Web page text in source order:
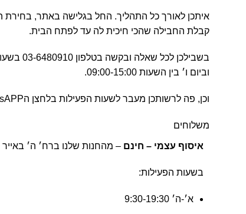
איתכן לאורך כל התהליך. החל בגלישה באתר,
קבלת החבילה שהכי חיכית לה עד לפתח הבית.
וביום ו׳ בין השעות 09:00-15:00.
וכן, פה לרשותכן מעבר לשעות הפעילות בלחצן הWhatsAPP.
משלוחים
איסוף עצמי – חינם – מהחנות שלנו ברח׳ ה׳ באייר 46 – כיכר המדינה, תל אביב.
בשעות הפעילות:
א׳-ה׳ 9:30-19:30